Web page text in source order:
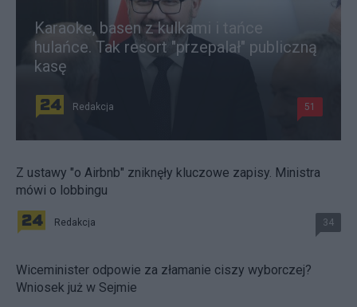
Karaoke, basen z kulkami i tańce
hulańce. Tak resort "przepalał" publiczną
kasę
Redakcja 51
Z ustawy "o Airbnb" zniknęły kluczowe zapisy. Ministra
mówi o lobbingu
Redakcja 34
Wiceminister odpowie za złamanie ciszy wyborczej?
Wniosek już w Sejmie